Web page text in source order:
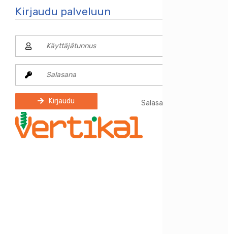
Kirjaudu palveluun
Kirjaudu Salasana unohtunut?